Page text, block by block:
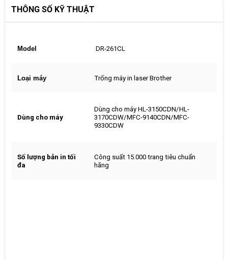
THÔNG SỐ KỸ THUẬT
Model DR-261CL
Loại máy Trống máy in laser Brother
Dùng cho máy
Dùng cho máy HL-3150CDN/HL-
3170CDW/MFC-9140CDN/MFC-
9330CDW
Số lượng bản in tối
đa
Công suất 15.000 trang tiêu chuẩn
hãng